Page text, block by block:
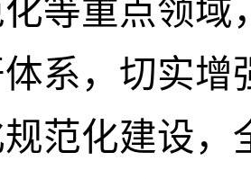
等重点领域
系，切实增
范化建设，